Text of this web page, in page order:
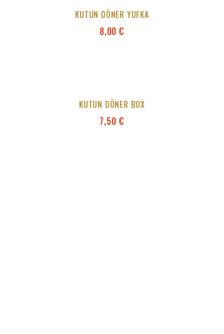
KUTUN DÖNER YUFKA
8,00€
KUTUN DÖNER BOX
7,50 €